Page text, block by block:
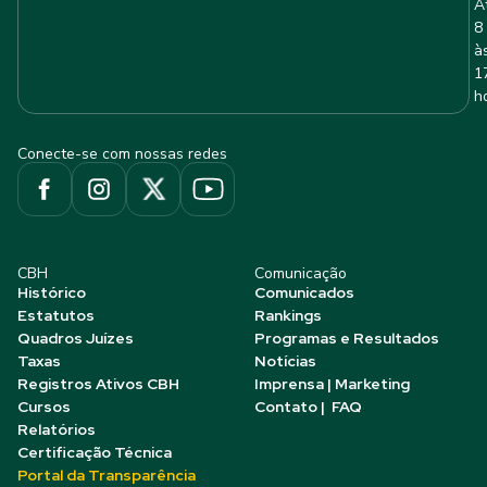
8
Conecte-se com nossas redes
CBH
Histórico
Estatutos
Quadros Juízes
Taxas
Registros Ativos CBH
Cursos
Relatórios
Certificação Técnica
Portal da Transparência
Comunicação
Comunicados
Rankings
Programas e Resultados
Notícias
Imprensa | Marketing
Contato | FAQ